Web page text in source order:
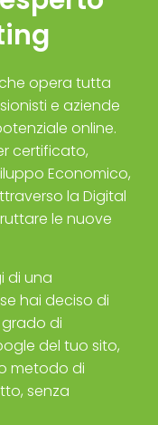
opera tutta
e aziende
online.
certificato,
Economico,
la Digital
le nuove
di una
hai deciso di
grado di
del tuo sito,
metodo di
senza